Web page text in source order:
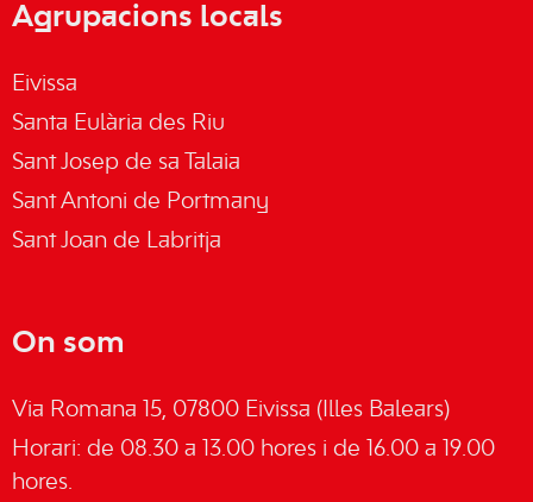
Agrupacions locals
Eivissa
Santa Eulària des Riu
Sant Josep de sa Talaia
Sant Antoni de Portmany
Sant Joan de Labritja
On som
Via Romana 15, 07800 Eivissa (Illes Balears)
Horari: de 08.30 a 13.00 hores i de 16.00 a 19.00
hores.